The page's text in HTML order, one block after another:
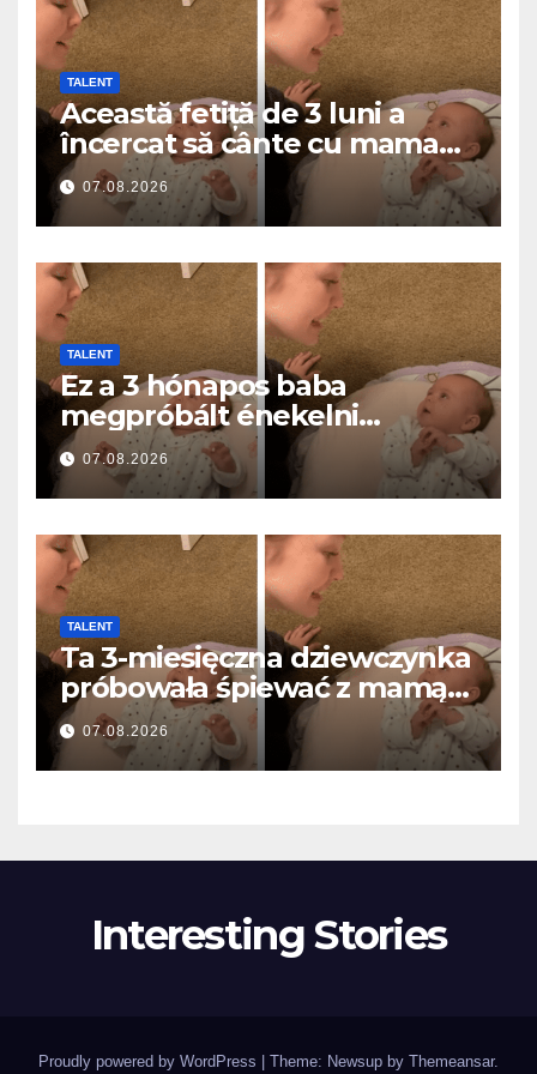
TALENT
Această fetiță de 3 luni a
încercat să cânte cu mama
ei… și a topit milioane de
inimi
07.08.2026
TALENT
Ez a 3 hónapos baba
megpróbált énekelni
anyával… és milliók szívét
olvasztotta meg
07.08.2026
TALENT
Ta 3-miesięczna dziewczynka
próbowała śpiewać z mamą…
i roztopiła miliony serc
07.08.2026
Interesting Stories
Proudly powered by WordPress | Theme: Newsup by Themeansar.